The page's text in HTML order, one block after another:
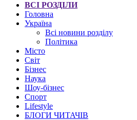
ВСІ РОЗДІЛИ
Головна
Україна
Всі новини розділу
Політика
Місто
Світ
Бізнес
Наука
Шоу-бізнес
Спорт
Lifestyle
БЛОГИ ЧИТАЧІВ